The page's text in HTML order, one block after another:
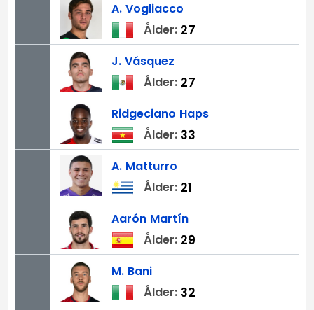
A. Vogliacco
Ålder: 27
J. Vásquez
Ålder: 27
Ridgeciano Haps
Ålder: 33
A. Matturro
Ålder: 21
Aarón Martín
Ålder: 29
M. Bani
Ålder: 32